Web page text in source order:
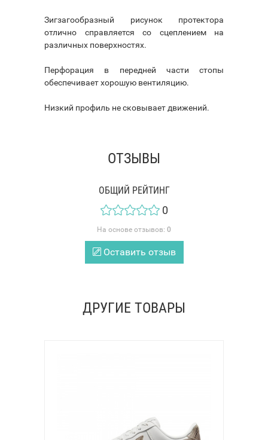
Зигзагообразный рисунок протектора
отлично справляется со сцеплением на
различных поверхностях.
Перфорация в передней части стопы
обеспечивает хорошую вентиляцию.
Низкий профиль не сковывает движений.
ОТЗЫВЫ
ОБЩИЙ РЕЙТИНГ
0
На основе отзывов: 0
Оставить отзыв
ДРУГИЕ ТОВАРЫ